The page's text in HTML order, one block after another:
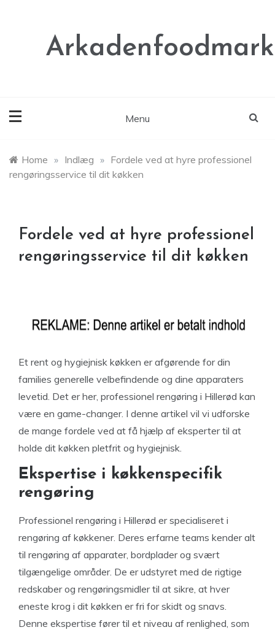
Menu
Home » Indlæg » Fordele ved at hyre professionel
rengøringsservice til dit køkken
Fordele ved at hyre professionel
rengøringsservice til dit køkken
Et rent og hygiejnisk køkken er afgørende for din
families generelle velbefindende og dine apparaters
levetid. Det er her, professionel rengøring i Hillerød kan
være en game-changer. I denne artikel vil vi udforske
de mange fordele ved at få hjælp af eksperter til at
holde dit køkken pletfrit og hygiejnisk.
Ekspertise i køkkenspecifik
rengøring
Professionel rengøring i Hillerød er specialiseret i
rengøring af køkkener. Deres erfarne teams kender alt
til rengøring af apparater, bordplader og svært
tilgængelige områder. De er udstyret med de rigtige
redskaber og rengøringsmidler til at sikre, at hver
eneste krog i dit køkken er fri for skidt og snavs.
Denne ekspertise fører til et niveau af renlighed, som